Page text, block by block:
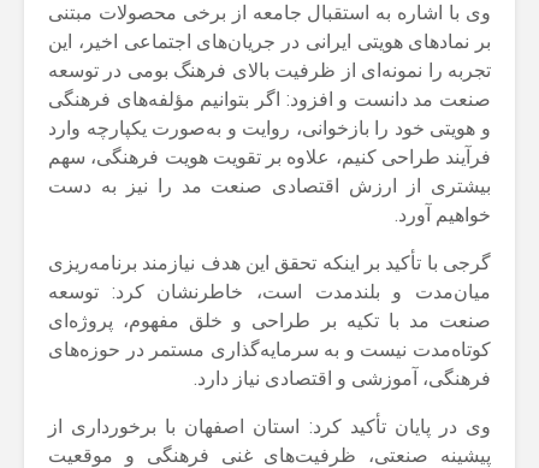
وی با اشاره به استقبال جامعه از برخی محصولات مبتنی
بر نمادهای هویتی ایرانی در جریان‌های اجتماعی اخیر، این
تجربه را نمونه‌ای از ظرفیت بالای فرهنگ بومی در توسعه
صنعت مد دانست و افزود: اگر بتوانیم مؤلفه‌های فرهنگی
و هویتی خود را بازخوانی، روایت و به‌صورت یکپارچه وارد
فرآیند طراحی کنیم، علاوه بر تقویت هویت فرهنگی، سهم
بیشتری از ارزش اقتصادی صنعت مد را نیز به دست
خواهیم آورد.
گرجی با تأکید بر اینکه تحقق این هدف نیازمند برنامه‌ریزی
میان‌مدت و بلندمدت است، خاطرنشان کرد: توسعه
صنعت مد با تکیه بر طراحی و خلق مفهوم، پروژه‌ای
کوتاه‌مدت نیست و به سرمایه‌گذاری مستمر در حوزه‌های
فرهنگی، آموزشی و اقتصادی نیاز دارد.
وی در پایان تأکید کرد: استان اصفهان با برخورداری از
پیشینه صنعتی، ظرفیت‌های غنی فرهنگی و موقعیت